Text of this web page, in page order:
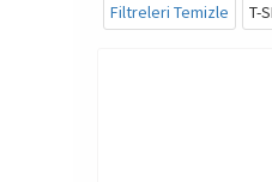
Filtreleri Temizle T-